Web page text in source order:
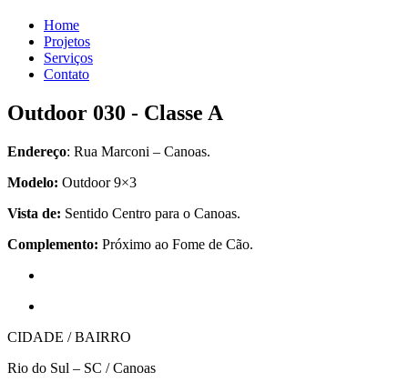
Home
Projetos
Serviços
Contato
Outdoor 030 - Classe A
Endereço: Rua Marconi – Canoas.
Modelo: Outdoor 9×3
Vista de: Sentido Centro para o Canoas.
Complemento: Próximo ao Fome de Cão.
CIDADE / BAIRRO
Rio do Sul – SC / Canoas